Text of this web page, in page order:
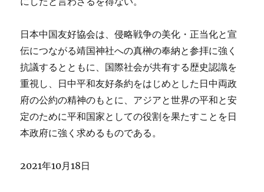
日本中国友好協会は、侵略戦争の美化・正当化と宣
伝につながる靖国神社への真榊の奉納と参拝に強く
抗議するとともに、国際社会が共有する歴史認識を
重視し、日中平和友好条約をはじめとした日中両政
府の公約の精神のもとに、アジアと世界の平和と安
定のために平和国家としての役割を果たすことを日
本政府に強く求めるものである。
2021年10月18日